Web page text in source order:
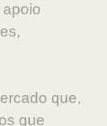
que,
que